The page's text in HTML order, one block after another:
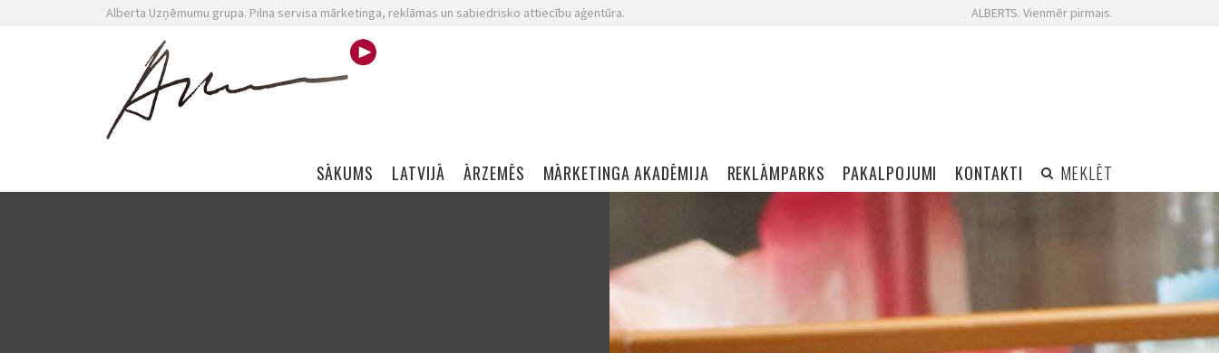
Alberta Uzņēmumu grupa. Pilna servisa mārketinga, reklāmas un sabiedrisko attiecību aģentūra. ALBERTS. Vienmēr pirmais.
Skip navigation
SĀKUMS LATVIJĀ ĀRZEMĒS MĀRKETINGA AKADĒMIJA REKLĀMPARKS PAKALPOJUMI KONTAKTI MEKLĒT